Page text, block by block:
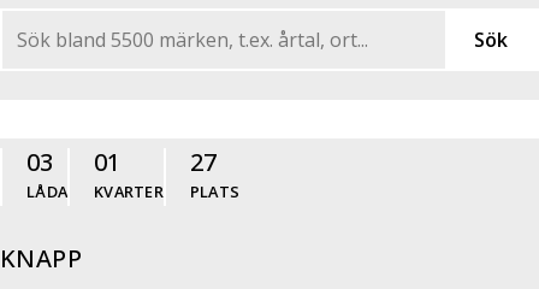
03
LÅDA
01
KVARTER
27
PLATS
KNAPP